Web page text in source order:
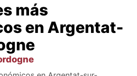
más
en Argentat-